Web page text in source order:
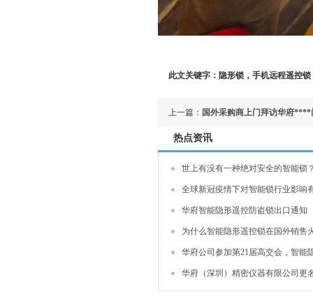
此文关键字：隐形锁，手机远程遥控
上一篇： 国外采购商上门拜访华府****
热点资讯
世上有没有一种绝对安全的智能锁
全球新冠疫情下对智能锁行业影响
华府智能隐形遥控防盗锁出口通知
为什么智能隐形遥控锁在国外销售
华府公司参加第21届高交会，智能
华府（深圳）精密仪器有限公司更